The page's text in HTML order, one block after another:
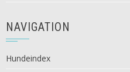
NAVIGATION
Hundeindex